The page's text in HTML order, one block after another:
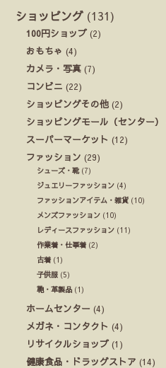
ショッピング (131)
100円ショップ (2)
おもちゃ (4)
カメラ・写真 (7)
コンビニ (22)
ショッピングその他 (2)
ショッピングモール（センター）
スーパーマーケット (12)
ファッション (29)
シューズ・靴(7)
ジュエリーファッション (4)
ファッションアイテム・雑貨 (10)
メンズファッション (10)
レディースファッション (11)
作業着・仕事着 (2)
古着 (1)
子供服 (5)
鞄・革製品 (1)
ホームセンター (4)
メガネ・コンタクト (4)
リサイクルショップ (1)
健康食品・ドラッグストア (14)